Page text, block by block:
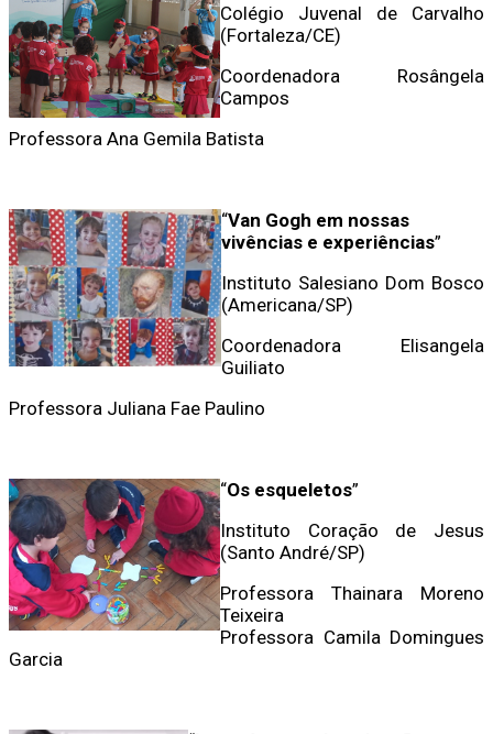
Colégio Juvenal de Carvalho
(Fortaleza/CE)
Coordenadora Rosângela
Campos
Professora Ana Gemila Batista
“Van Gogh em nossas
vivências e experiências”
Instituto Salesiano Dom Bosco
(Americana/SP)
Coordenadora Elisangela
Guiliato
Professora Juliana Fae Paulino
“Os esqueletos”
Instituto Coração de Jesus
(Santo André/SP)
Professora Thainara Moreno
Teixeira
Professora Camila Domingues
Garcia